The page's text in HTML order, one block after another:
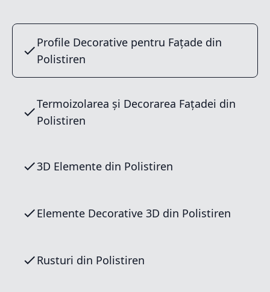
Profile Decorative pentru Fațade din
Polistiren
Termoizolarea și Decorarea Fațadei din
Polistiren
3D Elemente din Polistiren
Elemente Decorative 3D din Polistiren
Rusturi din Polistiren